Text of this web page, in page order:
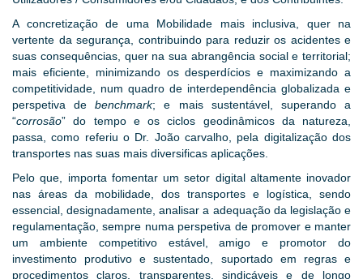
A concretização de uma Mobilidade mais inclusiva, quer na
vertente da segurança, contribuindo para reduzir os acidentes e
suas consequências, quer na sua abrangência social e territorial;
mais eficiente, minimizando os desperdícios e maximizando a
competitividade, num quadro de interdependência globalizada e
perspetiva debenchmark; e mais sustentável, superando a
“corrosão” do tempo e os ciclos geodinâmicos da natureza,
passa, como referiu o Dr. João carvalho, pela digitalização dos
transportes nas suas mais diversificas aplicações.
Pelo que, importa fomentar um setor digital altamente inovador
nas áreas da mobilidade, dos transportes e logística, sendo
essencial, designadamente, analisar a adequação da legislação e
regulamentação, sempre numa perspetiva de promover e manter
um ambiente competitivo estável, amigo e promotor do
investimento produtivo e sustentado, suportado em regras e
procedimentos claros, transparentes, sindicáveis e de longo